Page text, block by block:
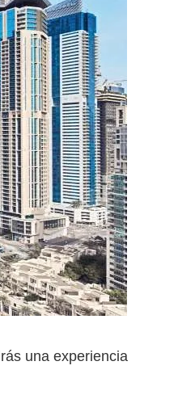
una experiencia